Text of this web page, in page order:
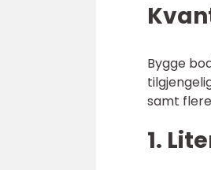
Bygge
samt
1.